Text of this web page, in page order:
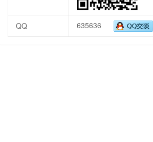
QQ 635636